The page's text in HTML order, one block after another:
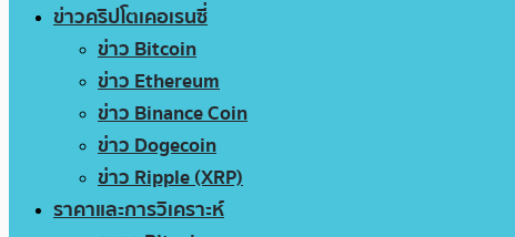
ข่าวคริปโตเคอเรนซี่
ข่าว Bitcoin
ข่าว Ethereum
ข่าว Binance Coin
ข่าว Dogecoin
ข่าว Ripple (XRP)
ราคาและการวิเคราะห์